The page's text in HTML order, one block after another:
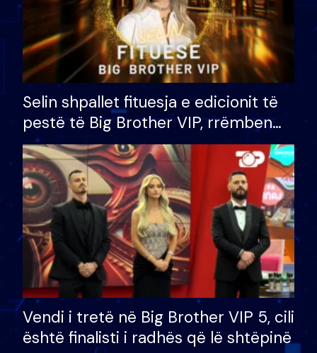
Selin shpallet fituesja e edicionit të
pestë të Big Brother VIP, rrëmben
çmimin e madh prej 100 mijë eurosh
Vendi i tretë në Big Brother VIP 5, cili
është finalisti i radhës që lë shtëpinë